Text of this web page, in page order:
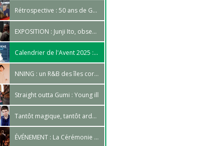
Rétrospective : 50 ans de Goldorak à Japan Expo
EXPOSITION : Junji Ito, obsessions et cauchemars
Calendrier de l'Avent 2025 : C'est la tournée des cadeaux !
NNING : un R&B des îles coréennes
Straight outta Gumi : Young ill
Tantôt magique, tantôt ardent : Anouck Hautbois et Arnaud Laurent font entendre leur voix !
ÉVÉNEMENT : La Cérémonie des Anime Awards de Kanimy, à Marseille !